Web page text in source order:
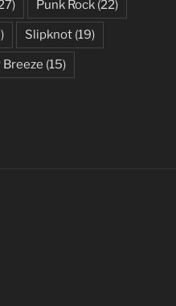
Punk Rock (22)
Slipknot (19)
(15)